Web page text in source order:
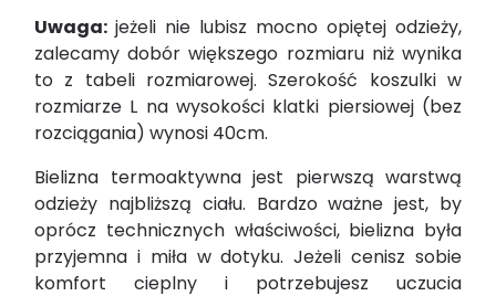
Uwaga: jeżeli nie lubisz mocno opiętej odzieży,
zalecamy dobór większego rozmiaru niż wynika
to z tabeli rozmiarowej. Szerokość koszulki w
rozmiarze L na wysokości klatki piersiowej (bez
rozciągania) wynosi 40cm.
Bielizna termoaktywna jest pierwszą warstwą
odzieży najbliższą ciału. Bardzo ważne jest, by
oprócz technicznych właściwości, bielizna była
przyjemna i miła w dotyku. Jeżeli cenisz sobie
komfort cieplny i potrzebujesz uczucia